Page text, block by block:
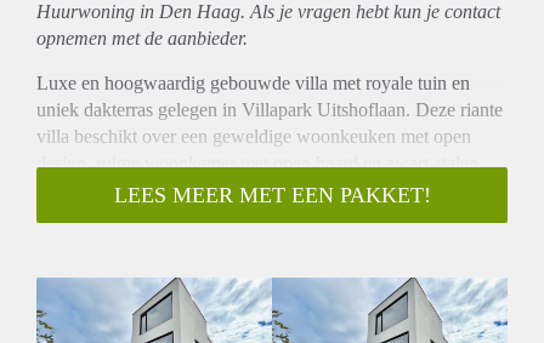
Huurwoning in Den Haag. Als je vragen hebt kun je contact
opnemen met de aanbieder.
Luxe en hoogwaardig gebouwde villa met royale tuin en
uniek dakterras gelegen in Villapark Uitshoflaan. Deze riante
villa beschikt over een geweldige woonkeuken met open
design, ruime woonkamer met open haard en zwart-stalen
glazen deuren. Een ultiem woongenot voor uw familie! De
prachtige tuin is toegankelijk door middel van schuifdeuren
geweldig uitzicht op de zonsondergang en zonsopgang. De
woning komt geheel gemeubileerd, heeft 3-4 ruime
LEES MEER MET EEN PAKKET!